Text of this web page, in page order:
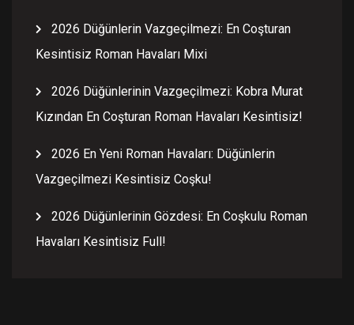
2026 Düğünlerin Vazgeçilmezi: En Coşturan
Kesintisiz Roman Havaları Mixi
2026 Düğünlerinin Vazgeçilmezi: Kobra Murat
Kızından En Coşturan Roman Havaları Kesintisiz!
2026 En Yeni Roman Havaları: Düğünlerin
Vazgeçilmezi Kesintisiz Coşku!
2026 Düğünlerinin Gözdesi: En Coşkulu Roman
Havaları Kesintisiz Full!